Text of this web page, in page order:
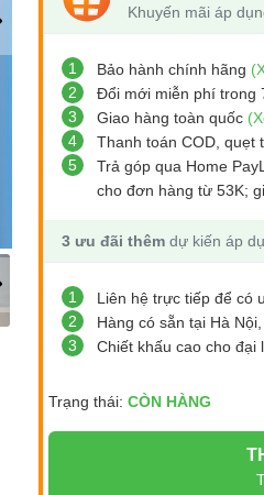
Khuyến mãi áp
1 Bảo hành chính hãng
2
Đổi mới miễn phí trong
3
Giao hàng toàn quốc
4
Thanh toán COD, quẹt
5
Trả góp qua Home
cho đơn hàng từ 53K;
3 ưu đãi thêm dự kiến áp
1
Liên hệ trực tiếp để có
2
Hàng có sẵn tại Hà
3
Chiết khấu cao cho đại
Trạng thái: CÒN HÀNG